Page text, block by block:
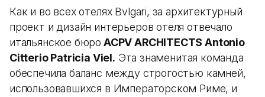
Как и во всех отелях Bvlgari, за архитектурный
проект и дизайн интерьеров отеля отвечало
итальянское бюро ACPV ARCHITECTS Antonio
Citterio Patricia Viel. Эта знаменитая команда
обеспечила баланс между строгостью камней,
использовавшихся в Императорском Риме, и